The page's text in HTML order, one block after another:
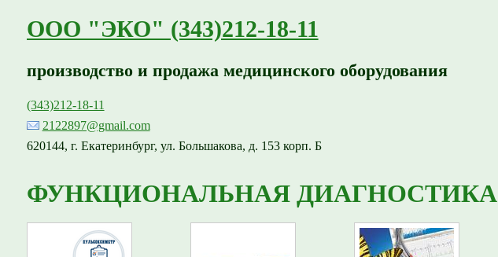
ООО "ЭКО" (343)212-18-11
производство и продажа медицинского оборудования
(343)212-18-11
2122897@gmail.com
620144, г. Екатеринбург, ул. Большакова, д. 153 корп. Б
ФУНКЦИОНАЛЬНАЯ ДИАГНОСТИКА